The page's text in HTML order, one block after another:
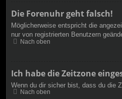
Die Forenuhr geht falsch!
Möglicherweise entspricht die
nur von registrierten Benutzern
Nach oben
Ich habe die Zeitzone
Wenn du dir sicher bist, dass du die
Nach oben